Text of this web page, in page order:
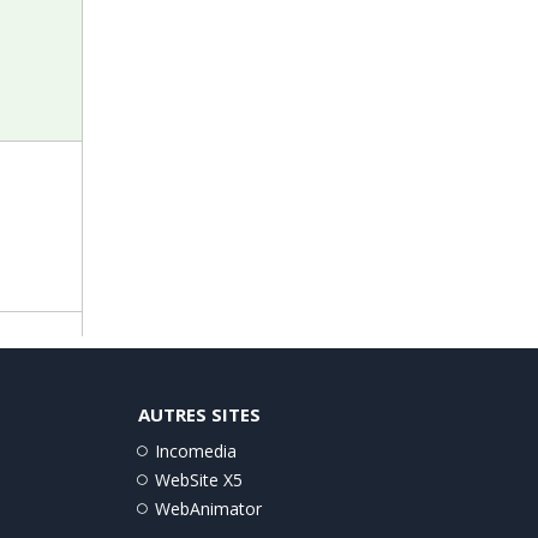
AUTRES SITES
Incomedia
WebSite X5
WebAnimator